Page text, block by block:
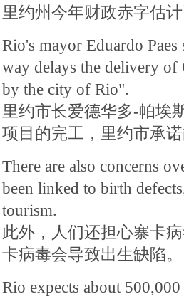
里约州今年财政赤字估计
Rio's mayor Eduardo
way delays the delivery of
by the city of Rio".
里约市长爱德华多-帕埃
项目的完工，里约市承
There are also concerns
been linked to birth
tourism.
此外，人们还担心寨卡
卡病毒会导致出生缺陷。
Rio expects about